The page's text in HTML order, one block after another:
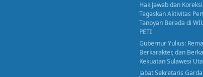
Hak Jawab dan
Tegaskan Aktivitas
Tanoyan Berada di
PETI
Gubernur Yulius:
Berkarakter, dan
Kekuatan Sulawesi
Jabat Sekretaris